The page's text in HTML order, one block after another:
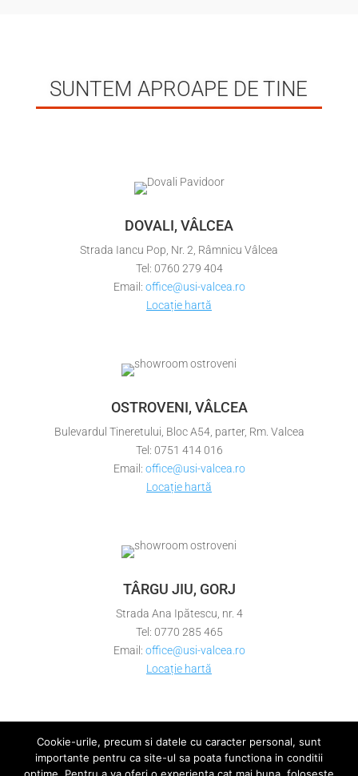
SUNTEM APROAPE DE TINE
DOVALI, VÂLCEA
Strada Iancu Pop, Nr. 2, Râmnicu Vâlcea
Tel: 0760 279 404
Email: office@usi-valcea.ro
Locație hartă
OSTROVENI, VÂLCEA
Bulevardul Tineretului, Bloc A54, parter, Rm. Valcea
Tel: 0751 414 016
Email: office@usi-valcea.ro
Locație hartă
TÂRGU JIU, GORJ
Strada Ana Ipătescu, nr. 4
Tel: 0770 285 465
Email: office@usi-valcea.ro
Locație hartă
Cookie-urile, precum si datele cu caracter personal, sunt
importante pentru ca site-ul sa poata functiona in conditii